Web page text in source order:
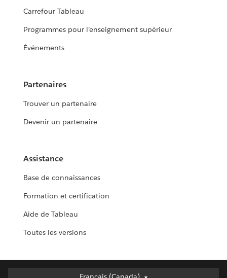
Carrefour Tableau
Programmes pour l’enseignement supérieur
Événements
Partenaires
Trouver un partenaire
Devenir un partenaire
Assistance
Base de connaissances
Formation et certification
Aide de Tableau
Toutes les versions
Français (Canada)